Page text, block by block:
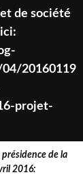
20160119
projet-
de la
2016: